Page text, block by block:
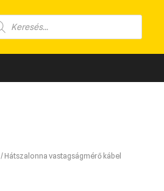
/ Hátszalonna vastagságmérő kábel